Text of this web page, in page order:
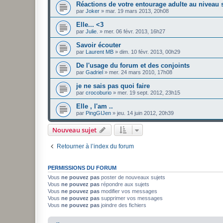
Réactions de votre entourage adulte au niveau
par Joker » mar. 19 mars 2013, 20h08
Elle... <3
par Julie. » mer. 06 févr. 2013, 16h27
Savoir écouter
par Laurent MB » dim. 10 févr. 2013, 00h29
De l'usage du forum et des conjoints
par Gadriel » mer. 24 mars 2010, 17h08
je ne sais pas quoi faire
par crocoburio » mer. 19 sept. 2012, 23h15
Elle , l'am ..
par PingGIJen » jeu. 14 juin 2012, 20h39
Nouveau sujet
Retourner à l’index du forum
PERMISSIONS DU FORUM
Vous ne pouvez pas poster de nouveaux sujets
Vous ne pouvez pas répondre aux sujets
Vous ne pouvez pas modifier vos messages
Vous ne pouvez pas supprimer vos messages
Vous ne pouvez pas joindre des fichiers